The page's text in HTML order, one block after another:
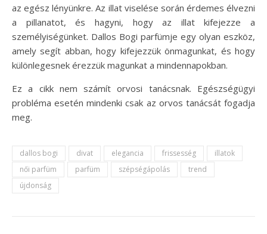
az egész lényünkre. Az illat viselése során érdemes élvezni
a pillanatot, és hagyni, hogy az illat kifejezze a
személyiségünket. Dallos Bogi parfümje egy olyan eszköz,
amely segít abban, hogy kifejezzük önmagunkat, és hogy
különlegesnek érezzük magunkat a mindennapokban.
Ez a cikk nem számít orvosi tanácsnak. Egészségügyi
probléma esetén mindenki csak az orvos tanácsát fogadja
meg.
dallos bogi divat elegancia frissesség
illatok
női parfüm
parfüm szépségápolás
trend
újdonság